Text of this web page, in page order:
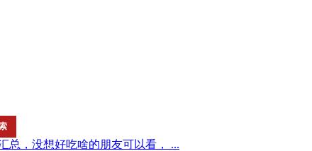
总，没想好吃啥的朋友可以看， ...